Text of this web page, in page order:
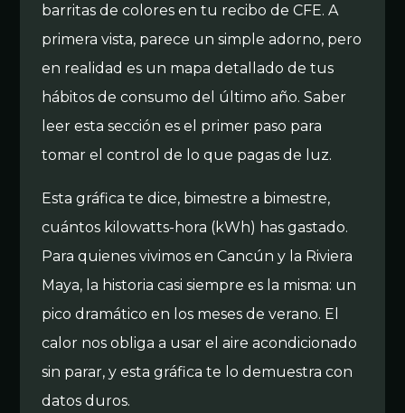
barritas de colores en tu recibo de CFE. A
primera vista, parece un simple adorno, pero
en realidad es un mapa detallado de tus
hábitos de consumo del último año. Saber
leer esta sección es el primer paso para
tomar el control de lo que pagas de luz.
Esta gráfica te dice, bimestre a bimestre,
cuántos kilowatts-hora (kWh) has gastado.
Para quienes vivimos en Cancún y la Riviera
Maya, la historia casi siempre es la misma: un
pico dramático en los meses de verano. El
calor nos obliga a usar el aire acondicionado
sin parar, y esta gráfica te lo demuestra con
datos duros.